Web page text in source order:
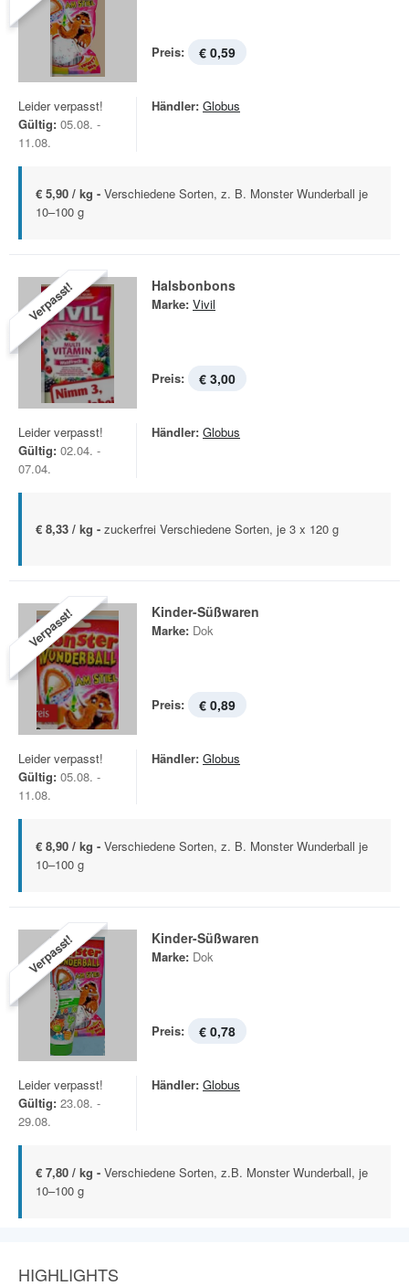
Preis: € 0,59
Leider verpasst!
Gültig: 05.08. -
11.08.
Händler: Globus
€ 5,90 / kg - Verschiedene Sorten, z. B. Monster Wunderball je
10–100 g
Verpasst! Halsbonbons
Marke: Vivil
Preis: € 3,00
Leider verpasst!
Gültig: 02.04. -
07.04.
Händler: Globus
€ 8,33 / kg - zuckerfrei Verschiedene Sorten, je 3 x 120 g
Verpasst! Kinder-Süßwaren
Marke: Dok
Preis: € 0,89
Leider verpasst!
Gültig: 05.08. -
11.08.
Händler: Globus
€ 8,90 / kg - Verschiedene Sorten, z. B. Monster Wunderball je
10–100 g
Verpasst! Kinder-Süßwaren
Marke: Dok
Preis: € 0,78
Leider verpasst!
Gültig: 23.08. -
29.08.
Händler: Globus
€ 7,80 / kg - Verschiedene Sorten, z.B. Monster Wunderball, je
10–100 g
HIGHLIGHTS